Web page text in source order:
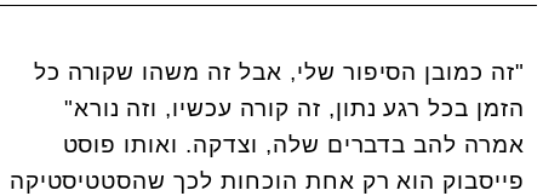
"זה כמובן הסיפור שלי, אבל זה משהו שקורה כל
הזמן בכל רגע נתון, זה קורה עכשיו, וזה נורא"
אמרה להב בדברים שלה, וצדקה. ואותו פוסט
פייסבוק הוא רק אחת הוכחות לכך שהסטטיסטיקה